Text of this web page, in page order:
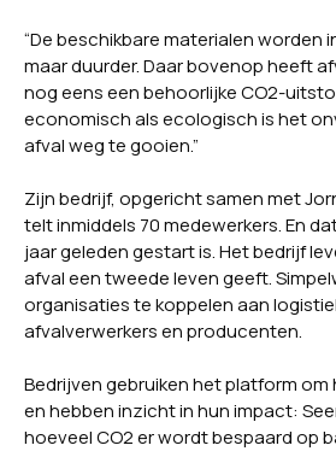
“De beschikbare materialen worden
maar duurder. Daar bovenop heeft
nog eens een behoorlijke CO2-
economisch als ecologisch is het
afval weg te gooien.”
Zijn bedrijf, opgericht samen met
telt inmiddels 70 medewerkers. En
jaar geleden gestart is. Het bedrijf
afval een tweede leven geeft.
organisaties te koppelen aan
afvalverwerkers en producenten.
Bedrijven gebruiken het platform om
en hebben inzicht in hun impact:
hoeveel CO2 er wordt bespaard op